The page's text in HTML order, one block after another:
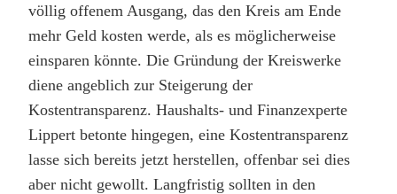
völlig offenem Ausgang, das den Kreis am Ende
mehr Geld kosten werde, als es möglicherweise
einsparen könnte. Die Gründung der Kreiswerke
diene angeblich zur Steigerung der
Kostentransparenz. Haushalts- und Finanzexperte
Lippert betonte hingegen, eine Kostentransparenz
lasse sich bereits jetzt herstellen, offenbar sei dies
aber nicht gewollt. Langfristig sollten in den